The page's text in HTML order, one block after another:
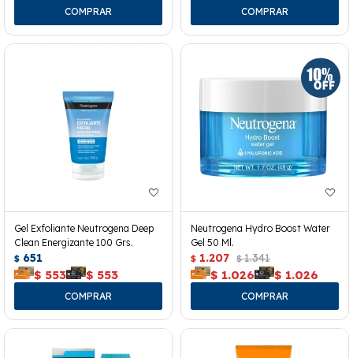
Gel Exfoliante Neutrogena Deep
Clean Energizante 100 Grs.
$ 651
$ 553 $ 553
Neutrogena Hydro Boost Water
Gel 50 Ml.
$ 1.207 $ 1.341
$ 1.026 $ 1.026